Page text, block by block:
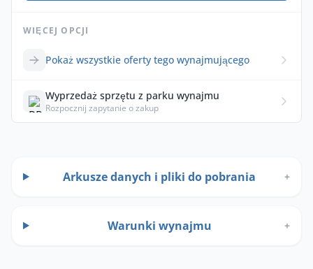
WIĘCEJ OPCJI
Pokaż wszystkie oferty tego wynajmującego
Wyprzedaż sprzętu z parku wynajmu
Rozpocznij zapytanie o zakup
Arkusze danych i pliki do pobrania +
Warunki wynajmu +